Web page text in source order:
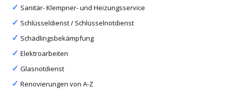
Sanitär- Klempner- und Heizungsservice
Schlüsseldienst / Schlüsselnotdienst
Schädlingsbekämpfung
Elektroarbeiten
Glasnotdienst
Renovierungen von A-Z